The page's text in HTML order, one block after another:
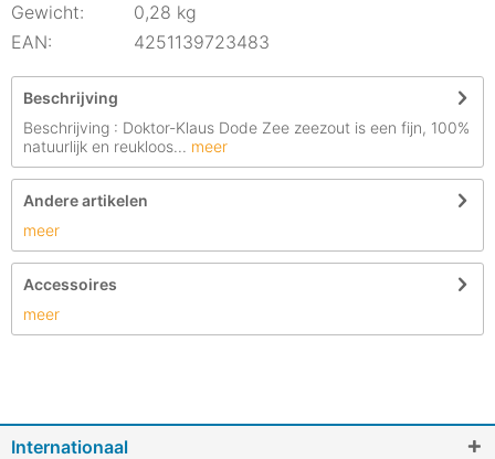
Gewicht:
0,28 kg
EAN:
4251139723483
Beschrijving
Beschrijving : Doktor-Klaus Dode Zee zeezout is een fijn, 100%
natuurlijk en reukloos... meer
Andere artikelen
meer
Accessoires
meer
Internationaal